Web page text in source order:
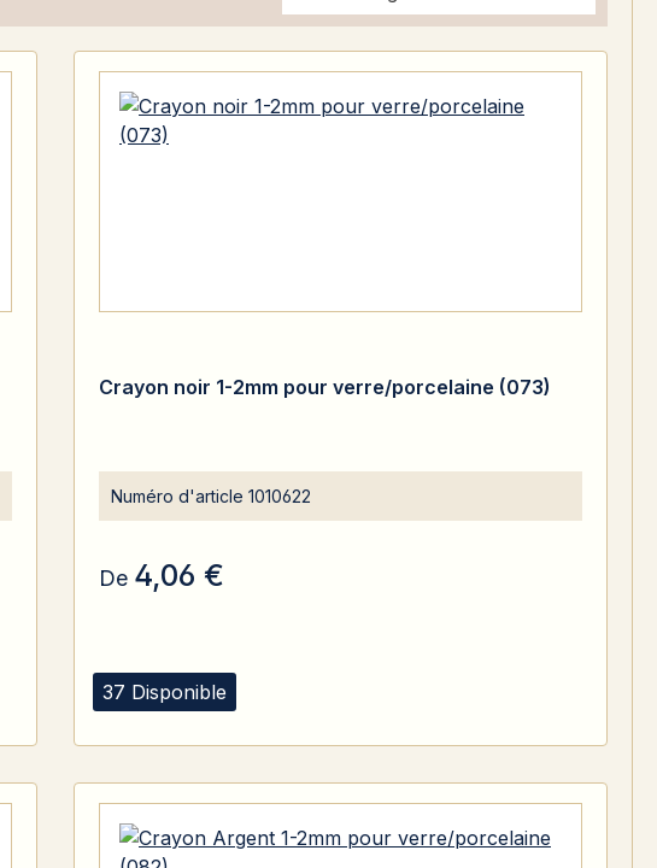
37 Disponible
Crayon noir 1-2mm pour verre/porcelaine (073)
Numéro d'article 1010622
De 4,06 €